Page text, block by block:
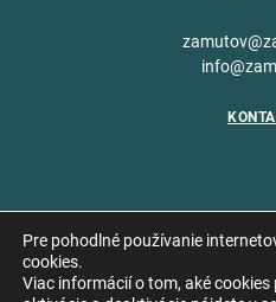
Copyright © 2026 Obec
Pre pohodlné používanie
cookies.
Viac informácií o tom, aké